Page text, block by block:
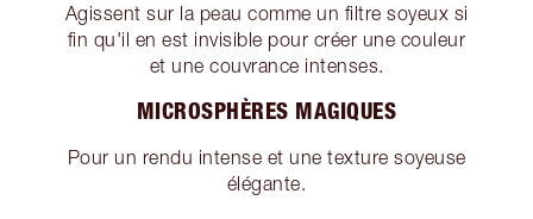
Agissent sur la peau comme un filtre soyeux si
fin qu'il en est invisible pour créer une couleur
et une couvrance intenses.
MICROSPHÈRES MAGIQUES
Pour un rendu intense et une texture soyeuse
élégante.